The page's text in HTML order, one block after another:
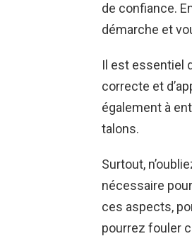
de confiance.
démarche et
Il est essentiel
correcte et
également à
talons.
Surtout,
nécessaire
ces aspects,
pourrez fouler